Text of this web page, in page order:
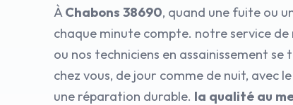
ÀChabons 38690, quand une fuite ou
chaque minute compte. notre service
ou nos techniciens en assainissement
chez vous, de jour comme de nuit, avec
une réparation durable. la qualité au